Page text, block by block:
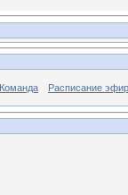
Команда Расписание